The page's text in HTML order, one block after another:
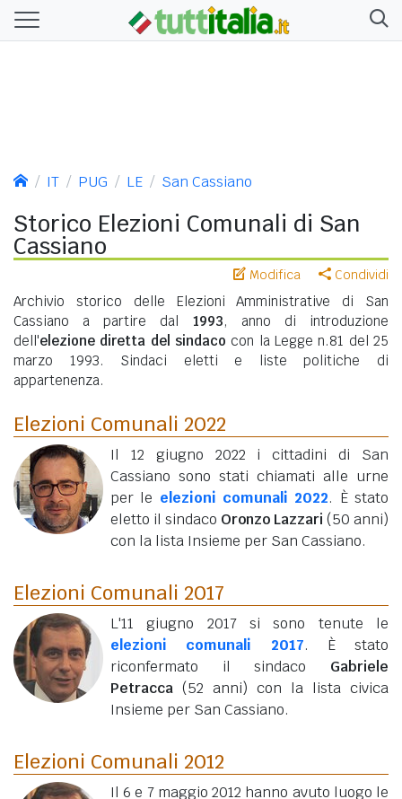
IT PUG LE San Cassiano
Storico Elezioni Comunali di San
Cassiano
Modifica Condividi
Archivio storico delle Elezioni Amministrative di San
Cassiano a partire dal 1993, anno di introduzione
dell'elezione diretta del sindaco con la Legge n.81 del 25
marzo 1993. Sindaci eletti e liste politiche di
appartenenza.
Elezioni Comunali 2022
Il 12 giugno 2022 i cittadini di San
Cassiano sono stati chiamati alle urne
per le elezioni comunali 2022. È stato
eletto il sindaco Oronzo Lazzari (50 anni)
con la lista Insieme per San Cassiano.
Elezioni Comunali 2017
L'11 giugno 2017 si sono tenute le
elezioni comunali 2017. È stato
riconfermato il sindaco Gabriele
Petracca (52 anni) con la lista civica
Insieme per San Cassiano.
Elezioni Comunali 2012
Il 6 e 7 maggio 2012 hanno avuto luogo le